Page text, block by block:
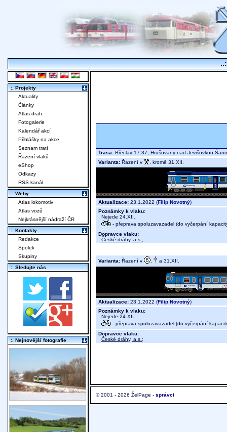
Trasa: Břeclav 17.37, Hrušovany nad Jevišovkou-
Varianta: Řazení v , kromě 31.XII.
Aktualizace: 23.1.2022 (Filip Novotný)
Poznámky k vlaku:
Nejede 24.XII.
- přeprava spoluzavazadel (do vyčerpání
Dopravce vlaku:
České dráhy, a.s. ;
Varianta: Řazení v a 31.XII.
Aktualizace: 23.1.2022 (Filip Novotný)
Poznámky k vlaku:
Nejede 24.XII.
- přeprava spoluzavazadel (do vyčerpání
Dopravce vlaku:
České dráhy, a.s. ;
© 2001 - 2026 ŽelPage - správci
:. Projekty
Aktuality
Články
Atlas drah
Fotogalerie
Kalendář akcí
Přihlášky na akce
Seznam tratí
Řazení vlaků
eShop
Odkazy
RSS kanál
:. Weby
Atlas lokomotiv
Atlas vozů
Nejkrásnější nádraží ČR
:. Kontakty
Redakce
Spolek
Skupiny
:. Sledujte nás
:. Nejnovější fotografie